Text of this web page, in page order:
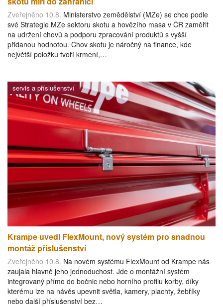
Zveřejněno 10.8. Ministerstvo zemědělství (MZe) se chce podle
své Strategie MZe sektoru skotu a hovězího masa v ČR zaměřit
na udržení chovů a podporu zpracování produktů s vyšší
přidanou hodnotou. Chov skotu je náročný na finance, kde
největší položku tvoří krmení,…
servis a příslušenství
Krampe uvedl FlexMount, nový systém pro snadnou
montáž příslušenství
Zveřejněno 10.8. Na novém systému FlexMount od Krampe nás
zaujala hlavně jeho jednoduchost. Jde o montážní systém
integrovaný přímo do bočnic nebo horního profilu korby, díky
kterému lze na návěs upevnit světla, kamery, plachty, žebříky
nebo další příslušenství bez…